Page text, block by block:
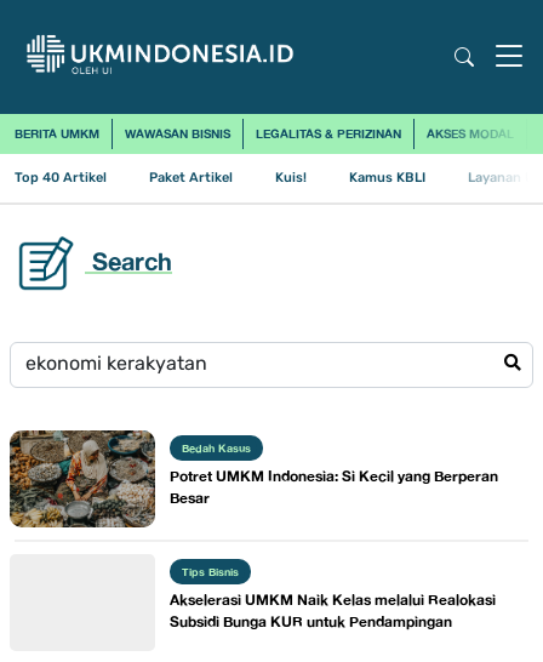
BERITA UMKM WAWASAN BISNIS LEGALITAS & PERIZINAN AKSES MODAL
Top 40 Artikel Paket Artikel Kuis! Kamus KBLI Layanan
Search
Bedah Kasus
Potret UMKM Indonesia: Si Kecil yang Berperan
Besar
Tips Bisnis
​Akselerasi UMKM Naik Kelas melalui Realokasi
Subsidi Bunga KUR untuk Pendampingan